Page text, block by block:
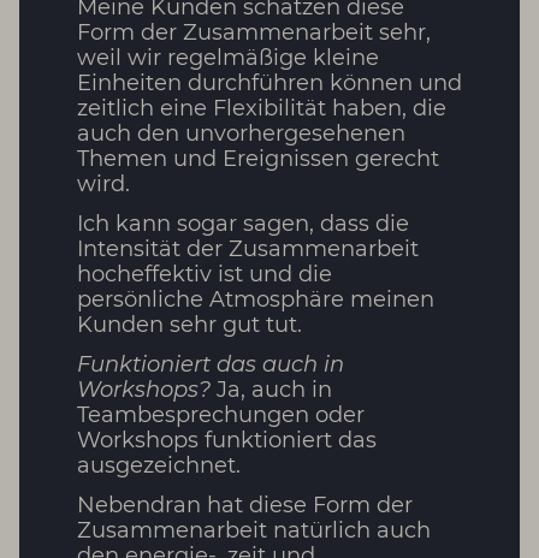
Meine Kunden schätzen diese
Form der Zusammenarbeit sehr,
weil wir regelmäßige kleine
Einheiten durchführen können und
zeitlich eine Flexibilität haben, die
auch den unvorhergesehenen
Themen und Ereignissen gerecht
wird.
Ich kann sogar sagen, dass die
Intensität der Zusammenarbeit
hocheffektiv ist und die
persönliche Atmosphäre meinen
Kunden sehr gut tut.
Funktioniert das auch in
Workshops? Ja, auch in
Teambesprechungen oder
Workshops funktioniert das
ausgezeichnet.
Nebendran hat diese Form der
Zusammenarbeit natürlich auch